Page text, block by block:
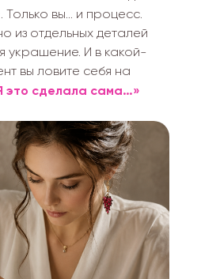
Только вы… и процесс.
из отдельных деталей
украшение. И в какой-
вы ловите себя на
это сделала сама…»